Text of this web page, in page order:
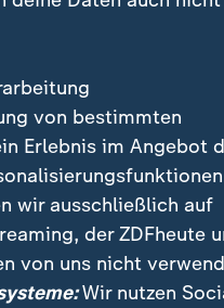
von bestimmten
Erlebnis im Angebot
wir ausschließlich auf
der ZDFheute
von uns nicht
Wir nutzen